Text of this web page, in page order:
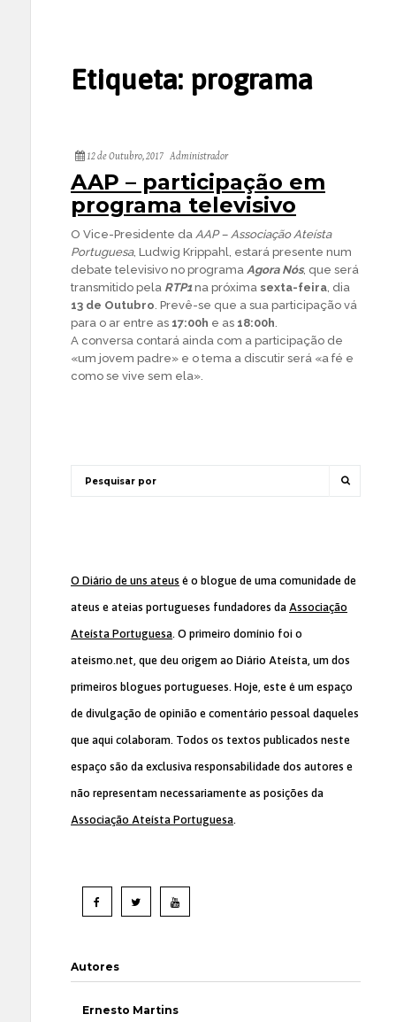
Etiqueta: programa
12 de Outubro, 2017 Administrador
AAP – participação em
programa televisivo
O Vice-Presidente da AAP – Associação Ateísta
Portuguesa, Ludwig Krippahl, estará presente num
debate televisivo no programa Agora Nós, que será
transmitido pela RTP1na próxima sexta-feira, dia
13 de Outubro. Prevê-se que a sua participação vá
para o ar entre as 17:00h e as 18:00h.
A conversa contará ainda com a participação de
«um jovem padre» e o tema a discutir será «a fé e
como se vive sem ela».
O Diário de uns ateus é o blogue de uma comunidade de
ateus e ateias portugueses fundadores da Associação
Ateísta Portuguesa. O primeiro domínio foi o
ateismo.net, que deu origem ao Diário Ateísta, um dos
primeiros blogues portugueses. Hoje, este é um espaço
de divulgação de opinião e comentário pessoal daqueles
que aqui colaboram. Todos os textos publicados neste
espaço são da exclusiva responsabilidade dos autores e
não representam necessariamente as posições da
Associação Ateísta Portuguesa.
Autores
Ernesto Martins